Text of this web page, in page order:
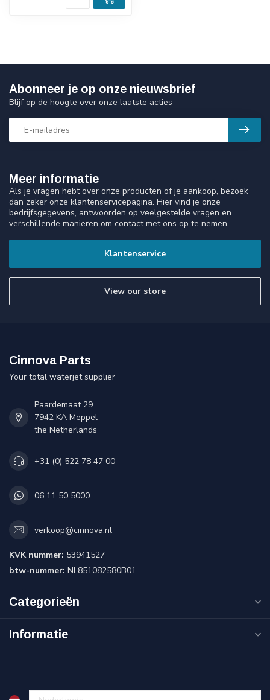
Meer informatie
Als je vragen hebt over onze producten of je aankoop, bezoek
dan zeker onze klantenservicepagina. Hier vind je onze
bedrijfsgegevens, antwoorden op veelgestelde vragen en
verschillende manieren om contact met ons op te nemen.
Klantenservice
View our store
Abonneer je op onze nieuwsbrief
Blijf op de hoogte over onze laatste acties
Cinnova Parts
Your total waterjet supplier
Paardemaat 29
7942 KA Meppel
the Netherlands
+31 (0) 522 78 47 00
06 11 50 5000
verkoop@cinnova.nl
KVK nummer: 53941527
btw-nummer: NL851082580B01
Categorieën
Informatie